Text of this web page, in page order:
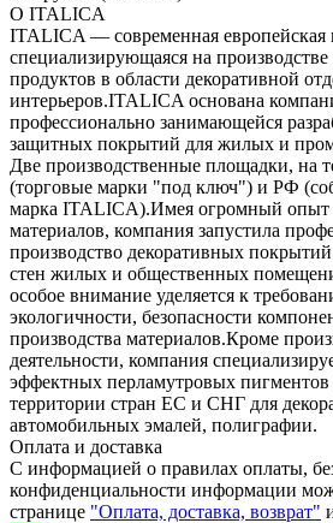
О ITALICA
ITALICA — современная европейская
специализирующаяся на
продуктов в области декоративной
интерьеров.ITALICA основана
профессионально занимающейся
защитных покрытий для жилых и
Две производственные площадки, на
(торговые марки "под ключ") и РФ
марка ITALICA).Имея огромный опыт
материалов, компания запустила
производство декоративных
стен жилых и общественных
особое внимание уделяется к
экологичности, безопасности
производства материалов.Кроме
деятельности, компания
эффектных перламутровых пигментов
территории стран ЕС и СНГ для
автомобильных эмалей, полиграфии.
Оплата и доставка
С информацией о правилах оплаты,
конфиденциальности информации
странице "Оплата, доставка, возврат"